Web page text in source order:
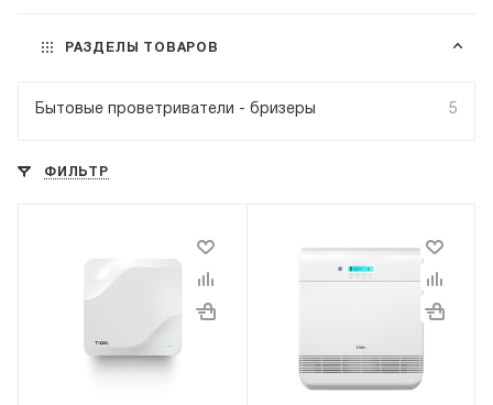
РАЗДЕЛЫ ТОВАРОВ
Бытовые проветриватели - бризеры 5
ФИЛЬТР